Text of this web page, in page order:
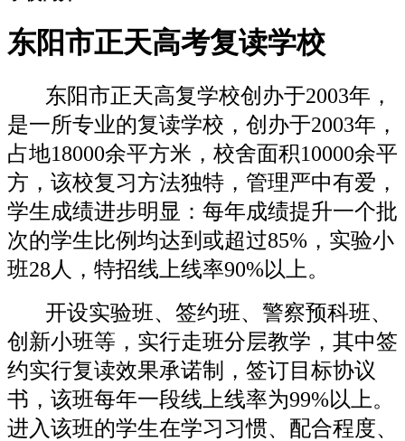
东阳市正天高考复读学校
东阳市正天高复学校创办于2003年，
是一所专业的复读学校，创办于2003年，
占地18000余平方米，校舍面积10000余平
方，该校复习方法独特，管理严中有爱，
学生成绩进步明显：每年成绩提升一个批
次的学生比例均达到或超过85%，实验小
班28人，特招线上线率90%以上。
开设实验班、签约班、警察预科班、
创新小班等，实行走班分层教学，其中签
约实行复读效果承诺制，签订目标协议
书，该班每年一段线上线率为99%以上。
进入该班的学生在学习习惯、配合程度、